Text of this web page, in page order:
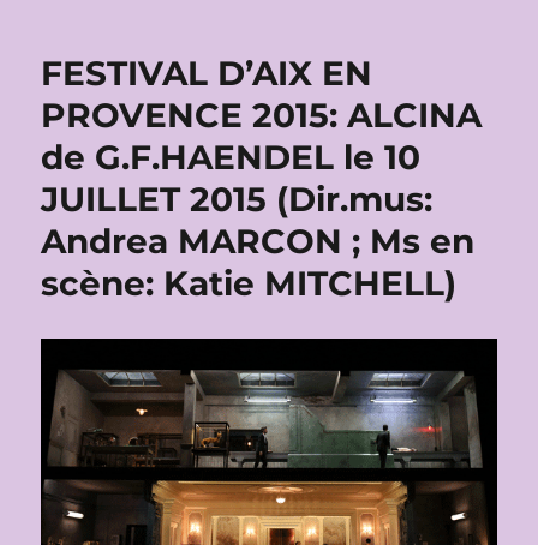
FESTIVAL D’AIX EN
PROVENCE 2015: ALCINA
de G.F.HAENDEL le 10
JUILLET 2015 (Dir.mus:
Andrea MARCON ; Ms en
scène: Katie MITCHELL)